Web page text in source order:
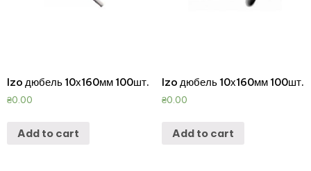
Izo дюбель 10х160мм 100шт.
₴0.00
Add to cart
Izo дюбель 10х160мм 100шт.
₴0.00
Add to cart